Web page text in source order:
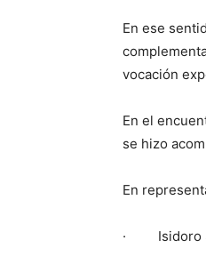
En ese
vocación
En el
se hizo
En
· Isidoro